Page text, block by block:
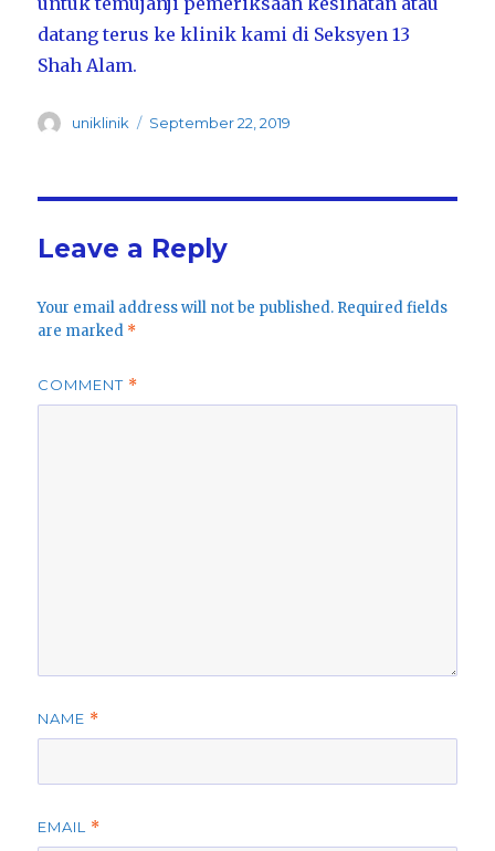
datang terus ke klinik kami di Seksyen 13
Shah Alam.
Author
uniklinik
Posted
September 22, 2019
Leave a Reply
Your email address will not be published. Required fields
are marked *
COMMENT *
NAME *
EMAIL *